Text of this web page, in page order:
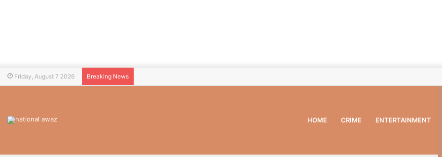
Friday, August 7 2026 Breaking News
HOME CRIME ENTERTAINMENT